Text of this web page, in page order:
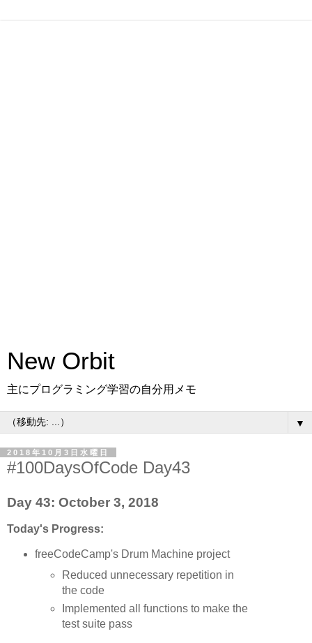
New Orbit
主にプログラミング学習の自分用メモ
▼
2018年10月3日水曜日
#100DaysOfCode Day43
Day 43: October 3, 2018
Today's Progress:
freeCodeCamp's Drum Machine project
Reduced unnecessary repetition in
the code
Implemented all functions to make the
test suite pass